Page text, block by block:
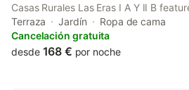
Casas Rurales Las Eras I A Y II B
street views, this accommodation
has a flat-screen TV with cable
Terraza Jardín
Ropa de cama
Cancelación gratuita
desde 168 € por noche